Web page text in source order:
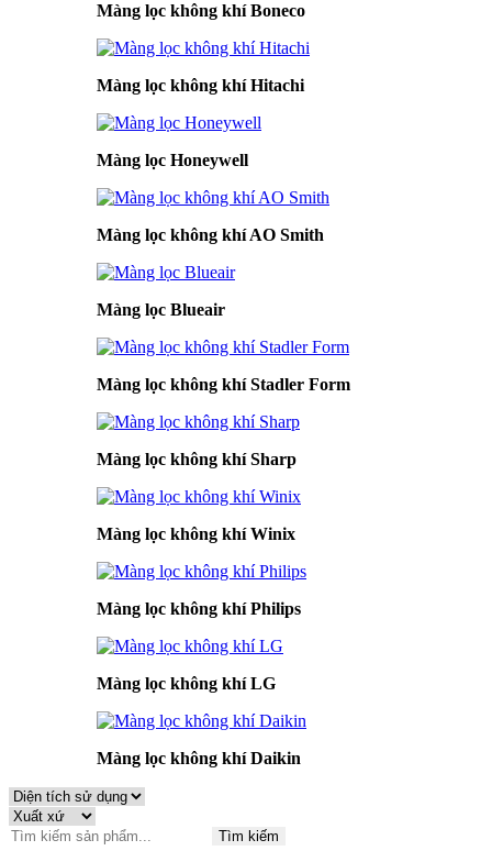
Màng lọc không khí Boneco
Màng lọc không khí Hitachi
Màng lọc Honeywell
Màng lọc không khí AO Smith
Màng lọc Blueair
Màng lọc không khí Stadler Form
Màng lọc không khí Sharp
Màng lọc không khí Winix
Màng lọc không khí Philips
Màng lọc không khí LG
Màng lọc không khí Daikin
Tìm kiếm